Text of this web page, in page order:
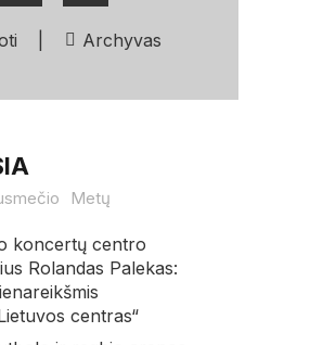
Archyvas
Metų
koncertų centro
Rolandas Palekas:
centras“